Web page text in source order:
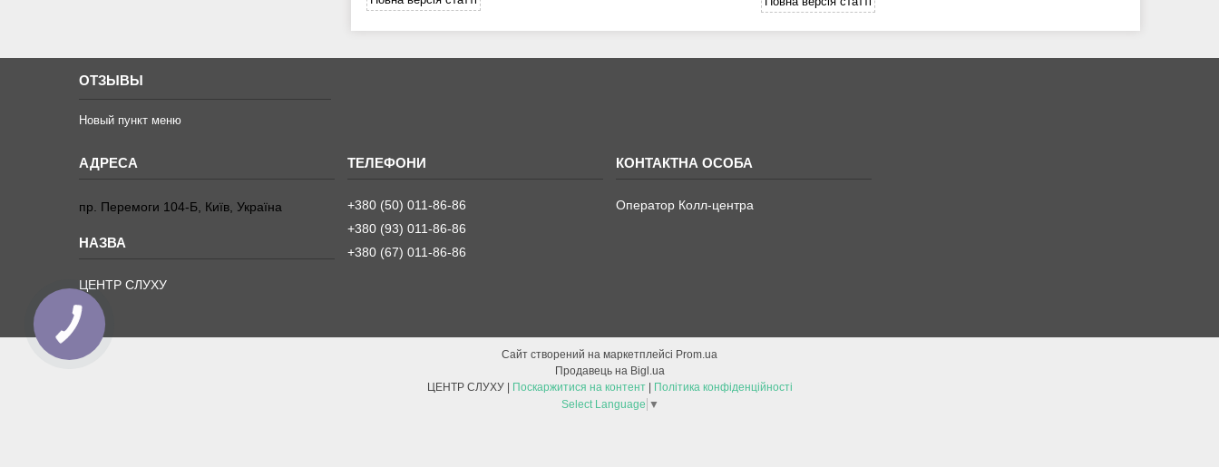
ОТЗЫВЫ
Новый пункт меню
пр. Перемоги 104-Б, Київ, Україна
ЦЕНТР СЛУХУ
+380 (50) 011-86-86
+380 (93) 011-86-86
+380 (67) 011-86-86
Оператор Колл-центра
Сайт створений на маркетплейсі Prom.ua
Продавець на Bigl.ua
Поскаржитися на контент
Політика конфіденційності
Select Language ▼